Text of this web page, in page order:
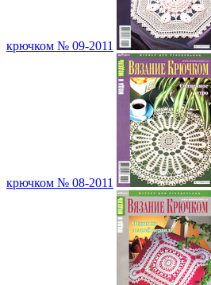
крючком № 09-2011
крючком № 08-2011